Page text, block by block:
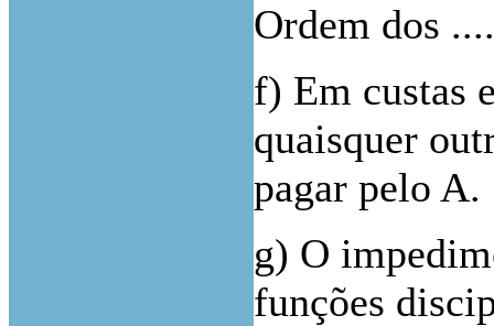
Ordem dos
f) Em custas
quaisquer
pagar pelo A.
g) O
funções